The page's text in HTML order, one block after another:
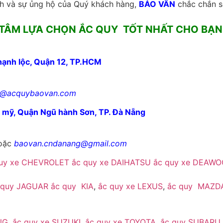
và sự ủng hộ của Quý khách hàng, BẢO VÂN chắc chắn
LỰA CHỌN ẮC QUY TỐT NHẤT CHO
lộc, Quận 12, TP.HCM
Quận Ngũ hành Sơn, TP. Đà Nẵng
baovan.cndanang@gmail.com
xe CHEVROLET ắc quy xe DAIHATSU ắc quy xe
JAGUAR ắc quy KIA, ắc quy xe LEXUS, ắc quy